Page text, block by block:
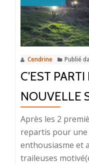
Cendrine Publié
C’EST
NOUVELLE
Après les 2
repartis pour une
enthousiasme et
traileuses